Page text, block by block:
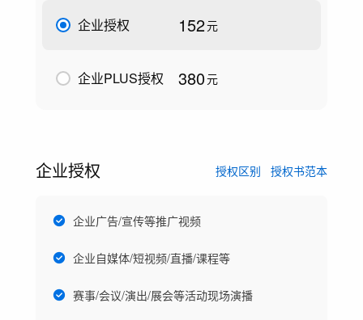
企业授权 152元
企业PLUS授权 380元
企业授权 授权区别 授权书范本
企业广告/宣传等推广视频
企业自媒体/短视频/直播/课程等
赛事/会议/演出/展会等活动现场演播